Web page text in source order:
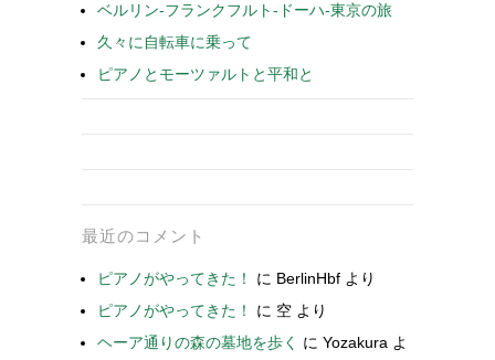
ベルリン-フランクフルト-ドーハ-東京の旅
久々に自転車に乗って
ピアノとモーツァルトと平和と
最近のコメント
ピアノがやってきた！ に BerlinHbf より
ピアノがやってきた！
に 空 より
ヘーア通りの森の墓地を歩く
に Yozakura よ